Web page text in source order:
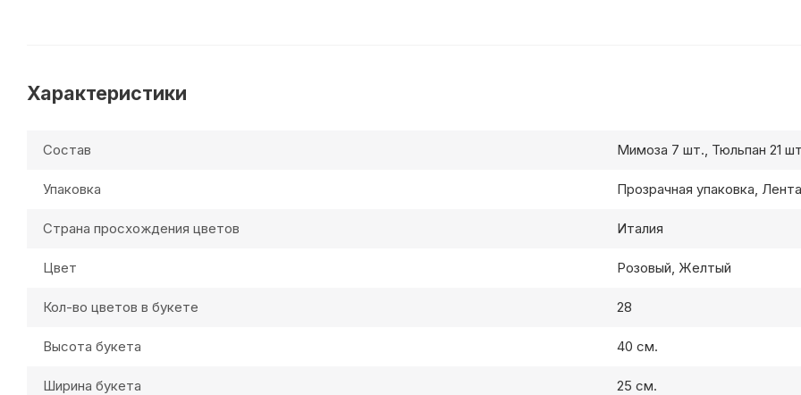
Характеристики
Состав Мимоза 7 шт., Тюльпан 21
Упаковка Прозрачная упаковка, Лента
Страна просхождения цветов Италия
Цвет Розовый, Желтый
Кол-во цветов в букете 28
Высота букета 40 см.
Ширина букета 25 см.